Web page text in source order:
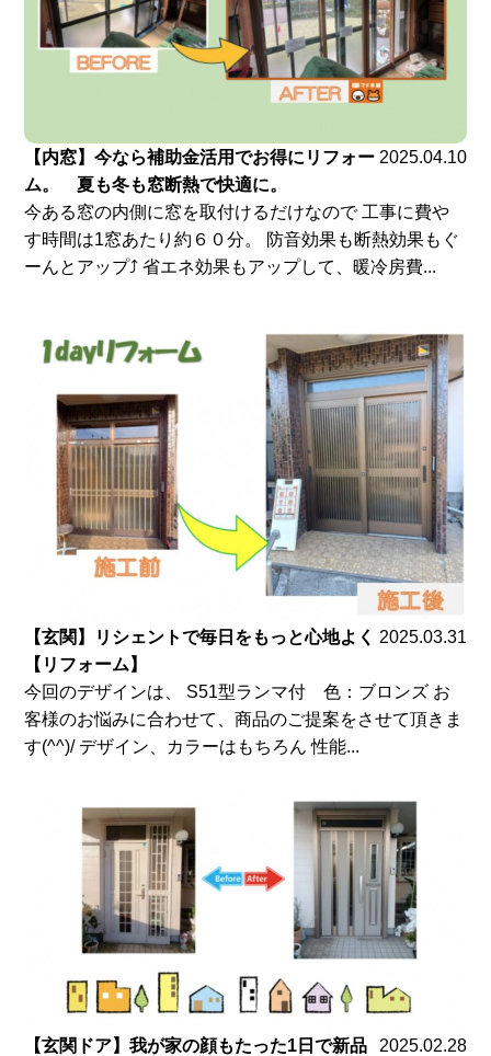
【内窓】今なら補助金活用でお得にリフォー
ム。 夏も冬も窓断熱で快適に。
2025.04.10
今ある窓の内側に窓を取付けるだけなので 工事に費や
す時間は1窓あたり約６０分。 防音効果も断熱効果もぐ
ーんとアップ⤴ 省エネ効果もアップして、暖冷房費...
【玄関】リシェントで毎日をもっと心地よく
【リフォーム】
2025.03.31
今回のデザインは、 S51型ランマ付 色：ブロンズ お
客様のお悩みに合わせて、商品のご提案をさせて頂きま
す(^^)/ デザイン、カラーはもちろん 性能...
【玄関ドア】我が家の顔もたった1日で新品
2025.02.28